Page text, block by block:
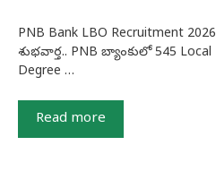
PNB Bank LBO Recruitment
శుభవార్త.. PNB బ్యాంకులో 545
Degree …
Read more